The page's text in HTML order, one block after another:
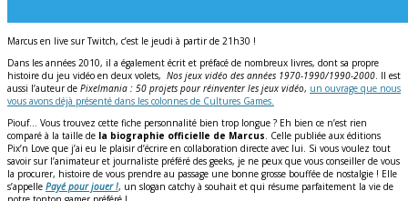
Marcus en live sur Twitch, c’est le jeudi à partir de 21h30 !
Dans les années 2010, il a également écrit et préfacé de nombreux livres, dont sa propre
histoire du jeu vidéo en deux volets, Nos jeux vidéo des années 1970-1990/1990-2000. Il est
aussi l’auteur de Pixelmania : 50 projets pour réinventer les jeux vidéo, un ouvrage que nous
vous avons déjà présenté dans les colonnes de Cultures Games.
Piouf… Vous trouvez cette fiche personnalité bien trop longue ? Eh bien ce n’est rien
comparé à la taille de la biographie officielle de Marcus. Celle publiée aux éditions
Pix’n Love que j’ai eu le plaisir d’écrire en collaboration directe avec lui. Si vous voulez tout
savoir sur l’animateur et journaliste préféré des geeks, je ne peux que vous conseiller de vous
la procurer, histoire de vous prendre au passage une bonne grosse bouffée de nostalgie ! Elle
s’appelle Payé pour jouer !, un slogan catchy à souhait et qui résume parfaitement la vie de